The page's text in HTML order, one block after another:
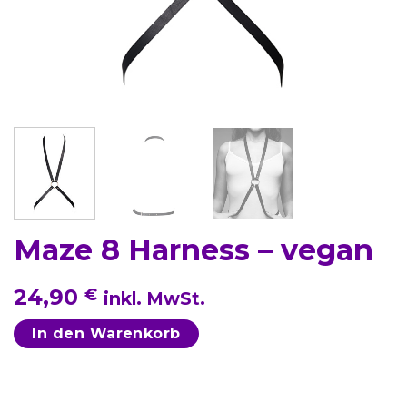
Maze 8 Harness – vegan
24,90 € inkl. MwSt.
In den Warenkorb